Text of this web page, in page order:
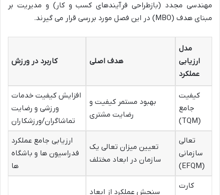
مهندسی مجدد (بازطراحی فرآیندهای کسب و کار) و مدیریت بر
مبنای هدف (MBO) در این فصل مورد بررسی قرار می گیرند.
مدل
ارزیابی
عملکرد
هدف اصلی کاربرد در ورزش
کیفیت
جامع
(TQM)
بهبود مستمر کیفیت و
رضایت مشتری
افزایش کیفیت خدمات
ورزشی و رضایت
تماشاگران/ورزشکاران
تعالی
سازمانی
(EFQM)
تعیین میزان تعالی یک
سازمان در ابعاد مختلف
ارزیابی جامع عملکرد
فدراسیون ها و باشگاه
ها
کارت
سنجش عملکرد از ابعاد